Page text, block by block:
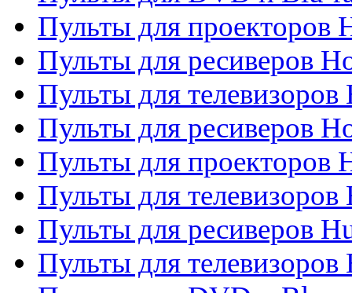
Пульты для проекторов
Пульты для ресиверов
Пульты для
Пульты для ресиверов
Пульты для проекторов
Пульты для телевизоров
Пульты для ресиверов
Пульты для